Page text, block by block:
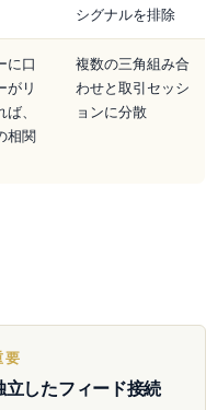
シグナルを排除
に口
がリ
、
相関
複数の三角組み合
わせと取引セッシ
ョンに分散
要
立したフィード接続